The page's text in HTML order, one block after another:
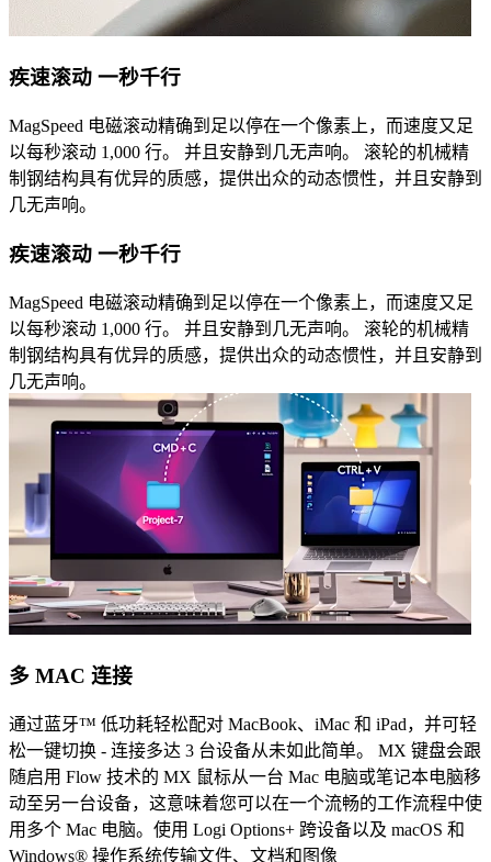
疾速滚动 一秒千行
MagSpeed 电磁滚动精确到足以停在一个像素上，而速度又足
以每秒滚动 1,000 行。 并且安静到几无声响。 滚轮的机械精
制钢结构具有优异的质感，提供出众的动态惯性，并且安静到
几无声响。
疾速滚动 一秒千行
MagSpeed 电磁滚动精确到足以停在一个像素上，而速度又足
以每秒滚动 1,000 行。 并且安静到几无声响。 滚轮的机械精
制钢结构具有优异的质感，提供出众的动态惯性，并且安静到
几无声响。
多 MAC 连接
通过蓝牙™ 低功耗轻松配对 MacBook、iMac 和 iPad，并可轻
松一键切换 - 连接多达 3 台设备从未如此简单。 MX 键盘会跟
随启用 Flow 技术的 MX 鼠标从一台 Mac 电脑或笔记本电脑移
动至另一台设备，这意味着您可以在一个流畅的工作流程中使
用多个 Mac 电脑。使用 Logi Options+ 跨设备以及 macOS 和
Windows® 操作系统传输文件、文档和图像